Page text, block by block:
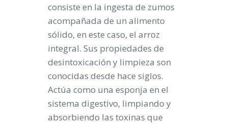
consiste en la ingesta de zumos
acompañada de un alimento
sólido, en este caso, el arroz
integral. Sus propiedades de
desintoxicación y limpieza son
conocidas desde hace siglos.
Actúa como una esponja en el
sistema digestivo, limpiando y
absorbiendo las toxinas que